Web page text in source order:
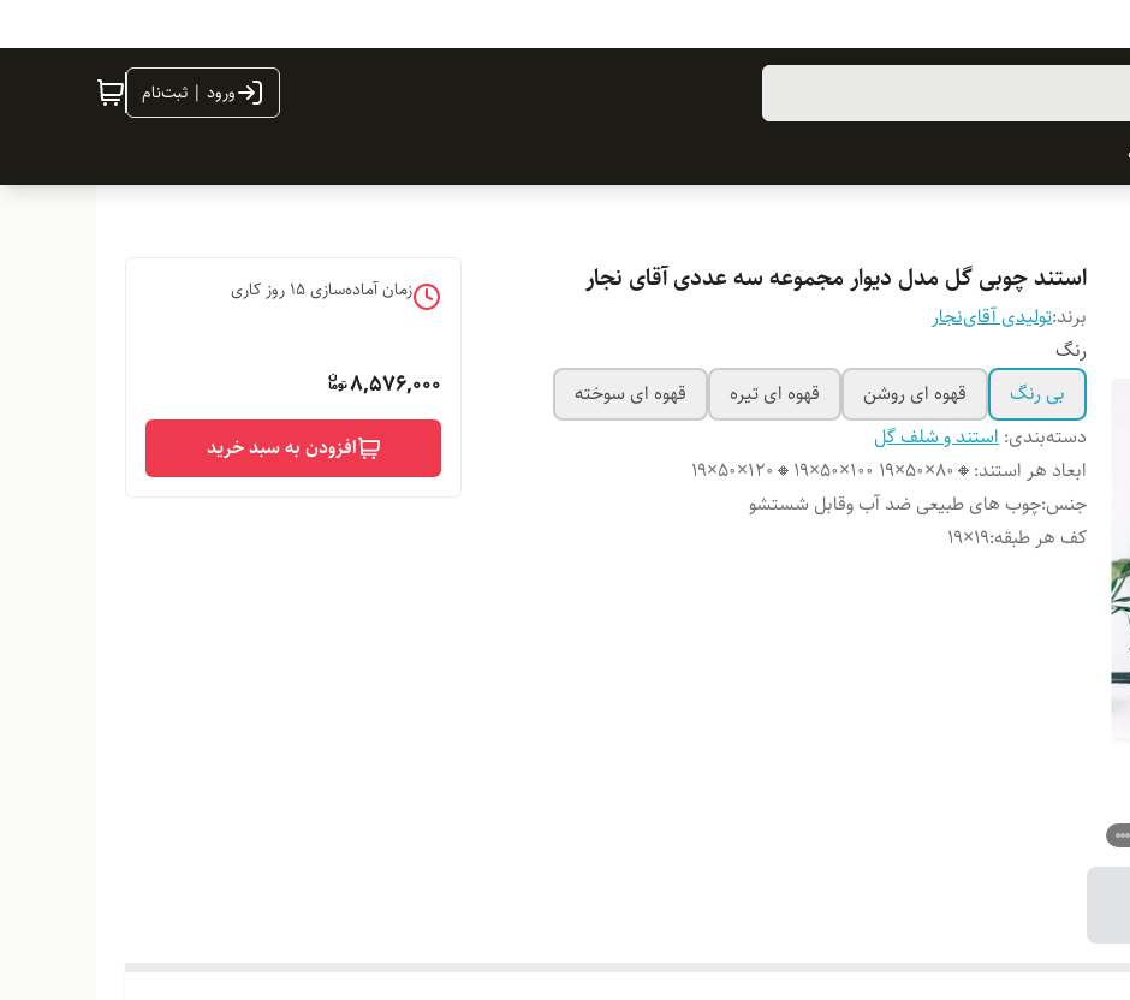
ورود | ثبت‌نام
استند چوبی گل مدل دیوار مجموعه سه عددی آقای نجار
برند:تولیدی آقای‌نجار
رنگ
بی رنگ
قهوه ای روشن قهوه ای تیره
قهوه ای سوخته
دسته‌بندی: استند و شلف گل
ابعاد هر استند: 🔸۸۰×۵۰×۱۹ ۱۰۰×۵۰×۱۹🔸۱۲۰×۵۰×۱۹
جنس:چوب های طبیعی ضد آب وقابل شستشو
کف هر طبقه:۱۹×۱۹
زمان آماده‌سازی15 روز کاری
8,576,000
افزودن به سبد خرید